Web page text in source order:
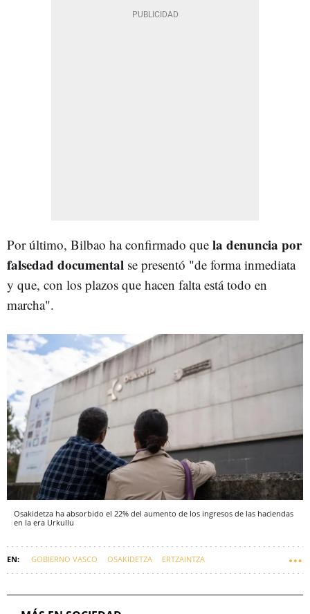
Por último, Bilbao ha confirmado que la denuncia por
falsedad documental se presentó "de forma inmediata
y que, con los plazos que hacen falta está todo en
marcha".
Osakidetza ha absorbido el 22% del aumento de los ingresos de las haciendas
en la era Urkullu
GOBIERNO VASCO OSAKIDETZA ERTZAINTZA